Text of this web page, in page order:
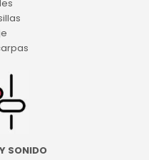
SONIDO